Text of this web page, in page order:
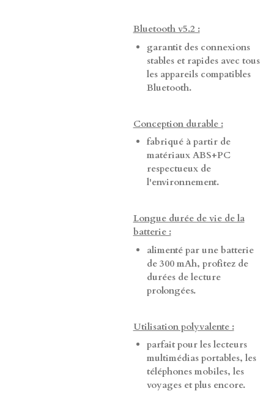
Bluetooth v5.2 :
garantit des connexions
stables et rapides avec tous
les appareils compatibles
Bluetooth.
Conception durable :
fabriqué à partir de
matériaux ABS+PC
respectueux de
l'environnement.
Longue durée de vie de la
batterie :
alimenté par une batterie
de 300 mAh, profitez de
durées de lecture
prolongées.
Utilisation polyvalente :
parfait pour les lecteurs
multimédias portables, les
téléphones mobiles, les
voyages et plus encore.